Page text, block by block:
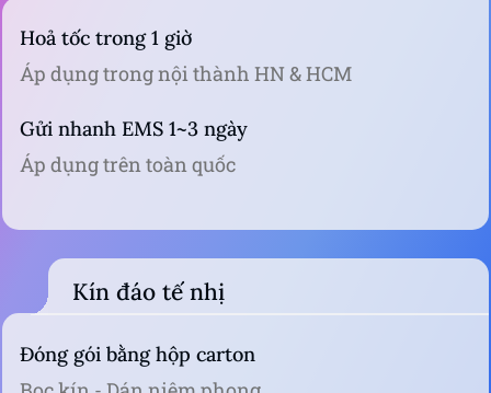
Hoả tốc trong 1 giờ
Áp dụng trong nội thành HN & HCM
Gửi nhanh EMS 1~3 ngày
Áp dụng trên toàn quốc
Kín đáo tế nhị
Đóng gói bằng hộp carton